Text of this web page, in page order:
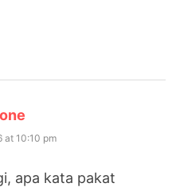
at 10:10 pm
apa kata pakat